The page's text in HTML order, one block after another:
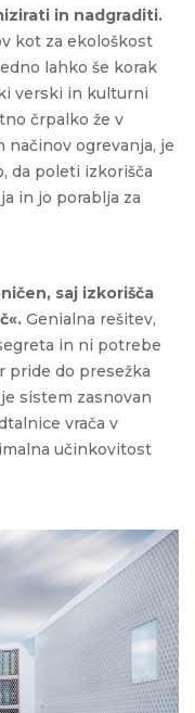
in nadgraditi.
kot za ekološkost
lahko še korak
verski in kulturni
črpalko že v
načinov ogrevanja, je
da poleti izkorišča
in jo porablja za
saj izkorišča
Genialna rešitev,
in ni potrebe
pride do presežka
sistem zasnovan
vrača v
učinkovitost